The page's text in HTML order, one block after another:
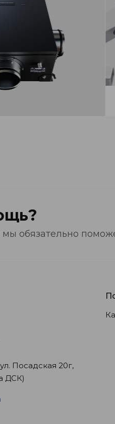
обязательно
Посадская 20г,
ДСК)